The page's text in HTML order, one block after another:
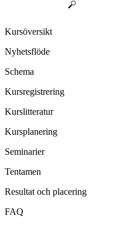
Kursöversikt
Nyhetsflöde
Schema
Kursregistrering
Kurslitteratur
Kursplanering
Seminarier
Tentamen
Resultat och placering
FAQ